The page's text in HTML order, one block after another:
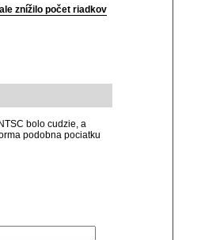
znížilo počet riadkov
bolo cudzie, a
podobna pociatku